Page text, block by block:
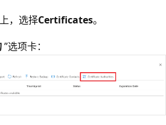
，选择Certificates。
”选项卡：